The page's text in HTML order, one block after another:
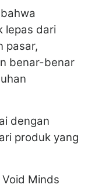
lepas dari
pasar,
benar-benar
dengan
produk yang
Minds